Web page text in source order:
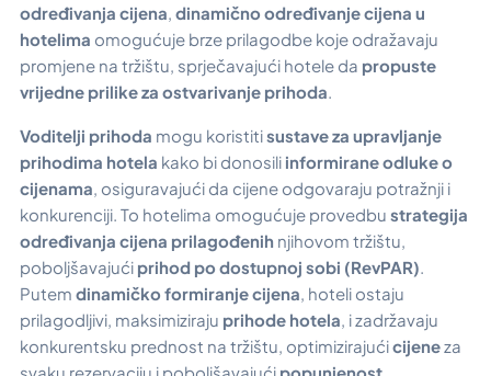
određivanja cijena, dinamično određivanje cijena u
hotelima omogućuje brze prilagodbe koje odražavaju
promjene na tržištu, sprječavajući hotele da propuste
vrijedne prilike za ostvarivanje prihoda.
Voditelji prihoda mogu koristitisustave za upravljanje
prihodima hotela kako bi donosili informirane odluke o
cijenama, osiguravajući da cijene odgovaraju potražnji i
konkurenciji. To hotelima omogućuje provedbu strategija
određivanja cijena prilagođenih njihovom tržištu,
poboljšavajući prihod po dostupnoj sobi (RevPAR).
Putem dinamičko formiranje cijena, hoteli ostaju
prilagodljivi, maksimiziraju prihode hotela, i zadržavaju
konkurentsku prednost na tržištu, optimizirajućicijeneza